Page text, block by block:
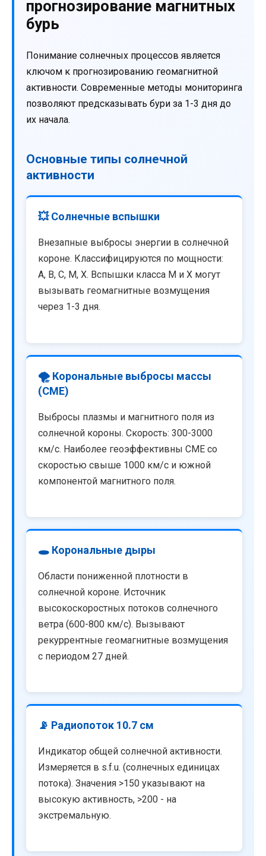
прогнозирование магнитных
бурь
Понимание солнечных процессов является
ключом к прогнозированию геомагнитной
активности. Современные методы мониторинга
позволяют предсказывать бури за 1-3 дня до
их начала.
Основные типы солнечной
активности
💥 Солнечные вспышки
Внезапные выбросы энергии в солнечной
короне. Классифицируются по мощности:
A, B, C, M, X. Вспышки класса M и X могут
вызывать геомагнитные возмущения
через 1-3 дня.
🌪️ Корональные выбросы массы
(CME)
Выбросы плазмы и магнитного поля из
солнечной короны. Скорость: 300-3000
км/с. Наиболее геоэффективны CME со
скоростью свыше 1000 км/с и южной
компонентой магнитного поля.
🕳️ Корональные дыры
Области пониженной плотности в
солнечной короне. Источник
высокоскоростных потоков солнечного
ветра (600-800 км/с). Вызывают
рекуррентные геомагнитные возмущения
с периодом 27 дней.
📡 Радиопоток 10.7 см
Индикатор общей солнечной активности.
Измеряется в s.f.u. (солнечных единицах
потока). Значения >150 указывают на
высокую активность, >200 - на
экстремальную.